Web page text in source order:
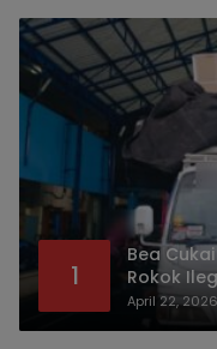
1
Bea
Rokok
April 22, 2026